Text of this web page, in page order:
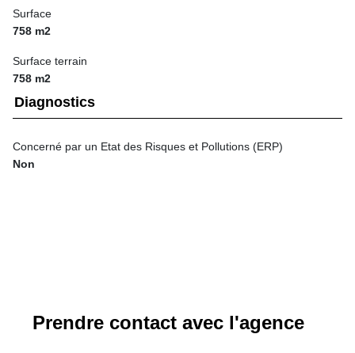
Surface
758 m2
Surface terrain
758 m2
Diagnostics
Concerné par un Etat des Risques et Pollutions (ERP)
Non
Prendre contact avec l'agence